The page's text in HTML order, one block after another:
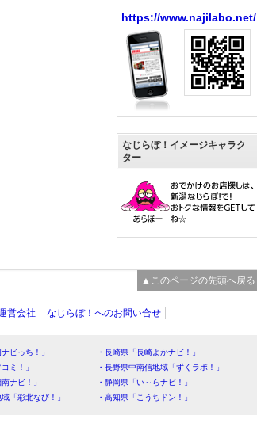
https://www.najilabo.net/
なじらぼ！イメージキャラク
ター
▲このページの先頭へ戻る
営会社 なじらぼ！へのお問い合せ
ビっち！」
・長崎県「長崎よかナビ！」
ミ！」
・長野県中南信地域「ずくラボ！」
ナビ！」
・静岡県「い～らナビ！」
「彩北なび！」 ・高知県「こうちドン！」